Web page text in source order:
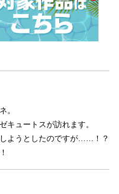
。
キュートスが訪れます。
ようとしたのですが……！？